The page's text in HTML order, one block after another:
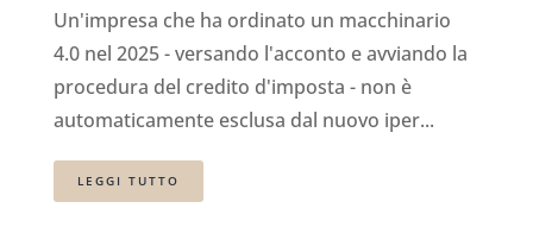
Un'impresa che ha ordinato un macchinario
4.0 nel 2025 - versando l'acconto e avviando la
procedura del credito d'imposta - non è
automaticamente esclusa dal nuovo iper...
LEGGI TUTTO